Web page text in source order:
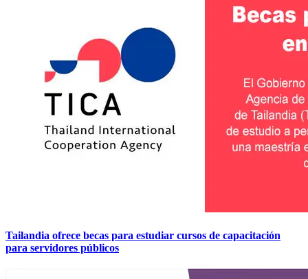
Tailandia ofrece becas para estudiar cursos de capacitación
para servidores públicos